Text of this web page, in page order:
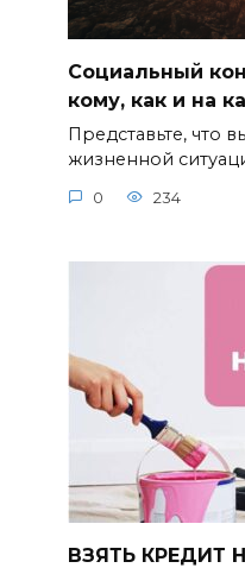
Социальный
кому, как и на
Представьте, что
жизненной
0 234
ВЗЯТЬ КРЕДИТ